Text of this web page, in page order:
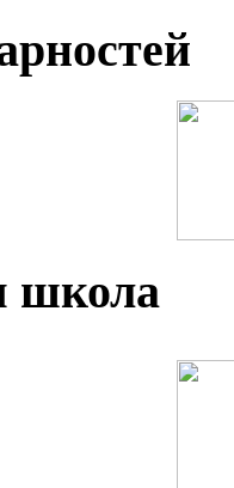
школа